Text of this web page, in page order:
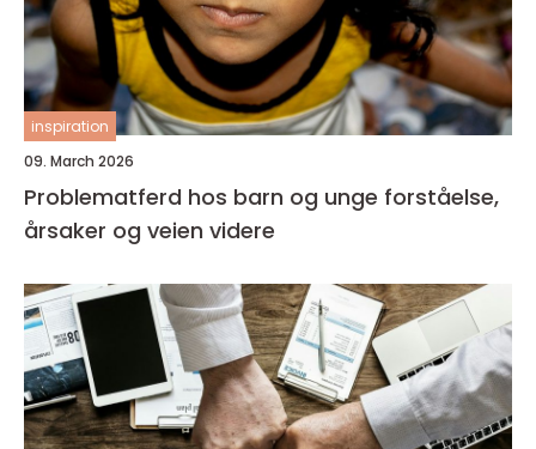
inspiration
09. March 2026
Problematferd hos barn og unge forståelse,
årsaker og veien videre